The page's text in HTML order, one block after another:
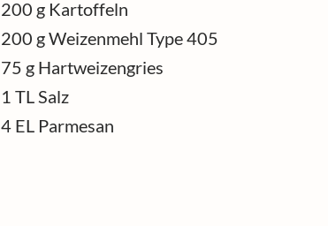
200 g Kartoffeln
200 g Weizenmehl Type 405
75 g Hartweizengries
1 TL Salz
4 EL Parmesan